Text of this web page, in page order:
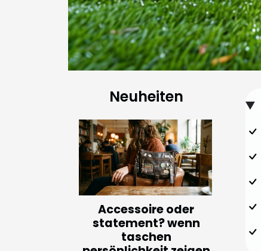
Neuheiten
Accessoire oder
statement? wenn
taschen